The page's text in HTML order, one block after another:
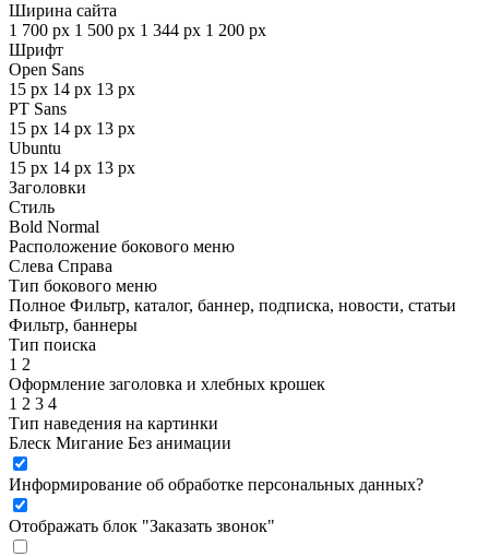
Ширина сайта
1 700 px 1 500 px 1 344 px 1 200 px
Шрифт
Open Sans
15 px 14 px 13 px
PT Sans
15 px 14 px 13 px
Ubuntu
15 px 14 px 13 px
Заголовки
Стиль
Bold Normal
Расположение бокового меню
Слева Справа
Тип бокового меню
Полное Фильтр, каталог, баннер, подписка, новости, статьи
Фильтр, баннеры
Тип поиска
1 2
Оформление заголовка и хлебных крошек
1 2 3 4
Тип наведения на картинки
Блеск Мигание Без анимации
Информирование об обработке персональных данных?
Отображать блок "Заказать звонок"